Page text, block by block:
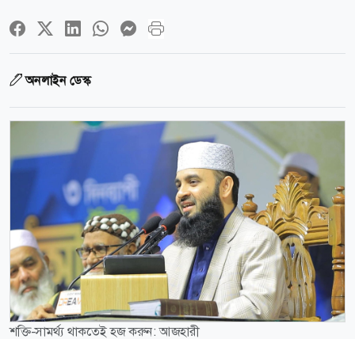
অনলাইন ডেস্ক
শক্তি-সামর্থ্য থাকতেই হজ করুন: আজহারী